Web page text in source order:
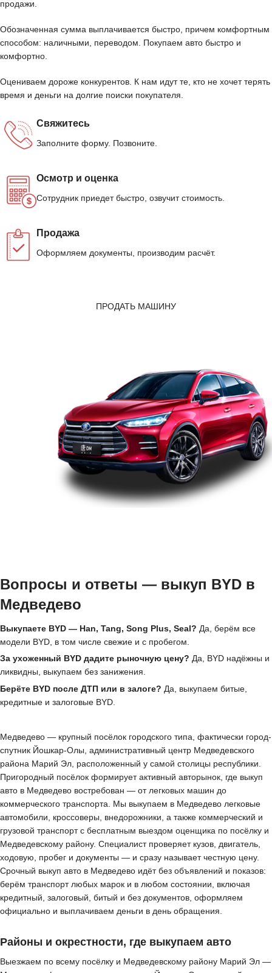
продажи.
Обозначенная сумма выплачивается быстро, причем комфортным
способом: наличными, переводом. Покупаем авто быстро и
комфортно.
Оцениваем дороже конкурентов. К нам идут те, кто не хочет терять
время и деньги на долгие поиски покупателя.
Свяжитесь
Заполните форму. Позвоните.
Осмотр и оценка
Сотрудник приедет быстро, озвучит стоимость.
Продажа
Оформляем документы, производим расчёт.
ПРОДАТЬ МАШИНУ
Вопросы и ответы — выкуп BYD в
Медведево
Выкупаете BYD — Han, Tang, Song Plus, Seal? Да, берём все
модели BYD, в том числе свежие и с пробегом.
За ухоженный BYD дадите рыночную цену? Да, BYD надёжны и
ликвидны, выкупаем без занижения.
Берёте BYD после ДТП или в залоге? Да, выкупаем битые,
кредитные и залоговые BYD.
Медведево — крупный посёлок городского типа, фактически город-
спутник Йошкар-Олы, административный центр Медведевского
района Марий Эл, расположенный у самой столицы республики.
Пригородный посёлок формирует активный авторынок, где выкуп
авто в Медведево востребован — от легковых машин до
коммерческого транспорта. Мы выкупаем в Медведево легковые
автомобили, кроссоверы, внедорожники, а также коммерческий и
грузовой транспорт с бесплатным выездом оценщика по посёлку и
Медведевскому району. Специалист проверяет кузов, двигатель,
ходовую, пробег и документы — и сразу называет честную цену.
Срочный выкуп авто в Медведево идёт без объявлений и показов:
берём транспорт любых марок и в любом состоянии, включая
кредитный, залоговый, битый и без документов, оформляем
официально и выплачиваем деньги в день обращения.
Районы и окрестности, где выкупаем авто
Выезжаем по всему посёлку и Медведевскому району Марий Эл —